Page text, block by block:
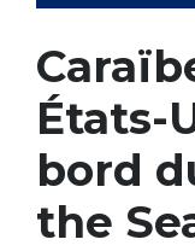
États-
bord
the